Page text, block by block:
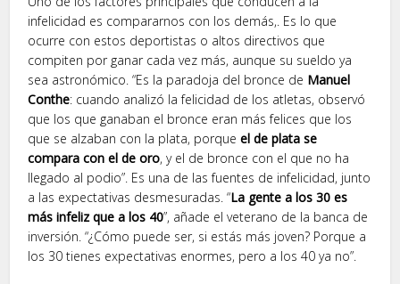
infelicidad es compararnos con los demás,. Es lo que
ocurre con estos deportistas o altos directivos que
compiten por ganar cada vez más, aunque su sueldo ya
sea astronómico. “Es la paradoja del bronce de Manuel
Conthe: cuando analizó la felicidad de los atletas, observó
que los que ganaban el bronce eran más felices que los
que se alzaban con la plata, porqueel de plata se
compara con el de oro, y el de bronce con el que no ha
llegado al podio”. Es una de las fuentes de infelicidad, junto
a las expectativas desmesuradas. “La gente a los 30 es
más infeliz que a los 40”, añade el veterano de la banca de
inversión. “¿Cómo puede ser, si estás más joven? Porque a
los 30 tienes expectativas enormes, pero a los 40 ya no”.